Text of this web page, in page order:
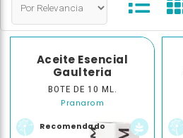
Aceite Esencial
Gaulteria
BOTE DE 10 ML.
Pranarom
Recomendado